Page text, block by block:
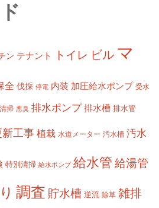
ン テナント トイレ ビル マ
全 伐採 停電 内装 加圧給水ポンプ 受水
掃 悪臭 排水ポンプ 排水槽 排水管
新工事 植栽 水道メーター 汚水槽 汚水
特別清掃 給水ポンプ 給水管 給湯管
調査 貯水槽 逆流 除草 雑排